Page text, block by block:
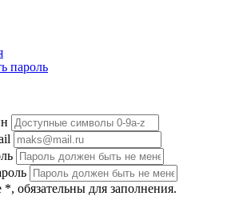
пароль
*, обязательны для заполнения.